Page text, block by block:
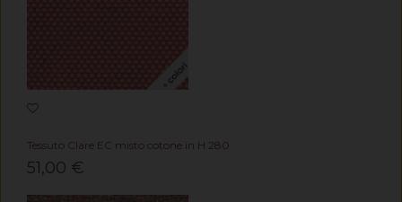
Tessuto Clare EC misto cotone in H 280
51,00 €